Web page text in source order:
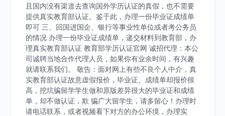
且国内没有渠道去查询国外学历认证的真假，也不需要
提供真实教育部认证。鉴于此，办理一份毕业证成绩单
即可 三、回国进国企、银行等事业性单位或者考公务员
的情况 办理一份毕业证成绩单，递交材料到教育部，办
理真实教育部认证 教育部学历认证官网 诚招代理：本公
司诚聘当地合作代理人员，如果你有业余时间，有兴趣
就请联系我们。 敬告：面对网上有些不良个人中介，真
实教育部认证故意虚假报价，毕业证、成绩单却报价很
高，挖坑骗留学学生做和原版差异很大的毕业证和成绩
单，却不做认证，欺 骗广大留学生，请多留心！办理时
请电话联系，或者视频看下对方的办公环境，办理实